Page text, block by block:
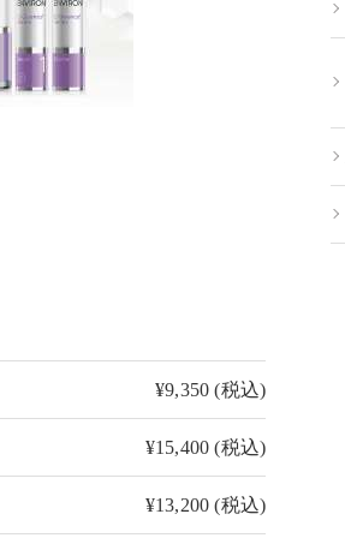
¥9,350 (税込)
¥15,400 (税込)
¥13,200 (税込)